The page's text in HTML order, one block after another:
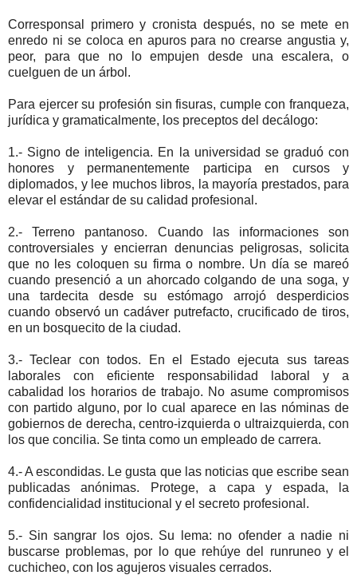
Corresponsal primero y cronista después, no se mete en
enredo ni se coloca en apuros para no crearse angustia y,
peor, para que no lo empujen desde una escalera, o
cuelguen de un árbol.
Para ejercer su profesión sin fisuras, cumple con franqueza,
jurídica y gramaticalmente, los preceptos del decálogo:
1.- Signo de inteligencia. En la universidad se graduó con
honores y permanentemente participa en cursos y
diplomados, y lee muchos libros, la mayoría prestados, para
elevar el estándar de su calidad profesional.
2.- Terreno pantanoso. Cuando las informaciones son
controversiales y encierran denuncias peligrosas, solicita
que no les coloquen su firma o nombre. Un día se mareó
cuando presenció a un ahorcado colgando de una soga, y
una tardecita desde su estómago arrojó desperdicios
cuando observó un cadáver putrefacto, crucificado de tiros,
en un bosquecito de la ciudad.
3.- Teclear con todos. En el Estado ejecuta sus tareas
laborales con eficiente responsabilidad laboral y a
cabalidad los horarios de trabajo. No asume compromisos
con partido alguno, por lo cual aparece en las nóminas de
gobiernos de derecha, centro-izquierda o ultraizquierda, con
los que concilia. Se tinta como un empleado de carrera.
4.- A escondidas. Le gusta que las noticias que escribe sean
publicadas anónimas. Protege, a capa y espada, la
confidencialidad institucional y el secreto profesional.
5.- Sin sangrar los ojos. Su lema: no ofender a nadie ni
buscarse problemas, por lo que rehúye del runruneo y el
cuchicheo, con los agujeros visuales cerrados.